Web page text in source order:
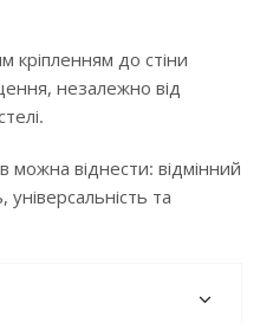
кріпленням до стіни
незалежно від
можна віднести: відмінний
та